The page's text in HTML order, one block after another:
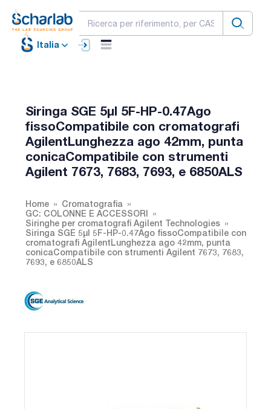
Italia
Siringa SGE 5µl 5F-HP-0.47Ago
fissoCompatibile con cromatografi
AgilentLunghezza ago 42mm, punta
conicaCompatibile con strumenti
Agilent 7673, 7683, 7693, e 6850ALS
Home
Cromatografia
GC: COLONNE E ACCESSORI
Siringhe per cromatografi Agilent Technologies
Siringa SGE 5µl 5F-HP-0.47Ago fissoCompatibile con
cromatografi AgilentLunghezza ago 42mm, punta
conicaCompatibile con strumenti Agilent 7673, 7683,
7693, e 6850ALS